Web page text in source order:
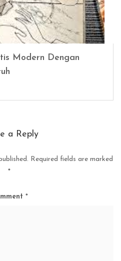
Modern Dengan
a Reply
Required fields are marked
*
*